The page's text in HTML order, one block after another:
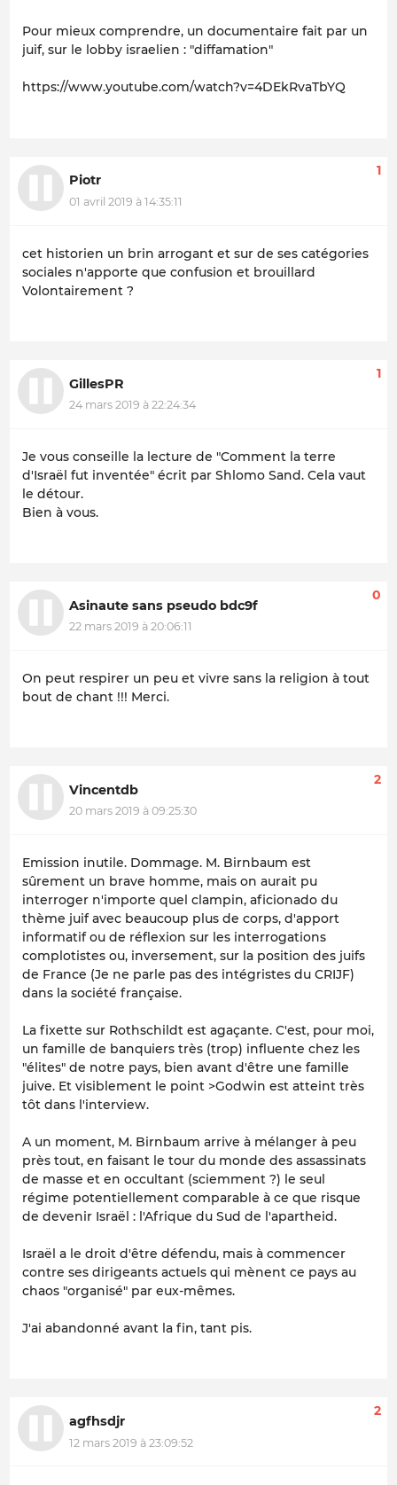
Pour mieux comprendre, un documentaire fait par un
juif, sur le lobby israelien : "diffamation"
https://www.youtube.com/watch?v=4DEkRvaTbYQ
Piotr
01 avril 2019 à 14:35:11
1
cet historien un brin arrogant et sur de ses catégories
sociales n'apporte que confusion et brouillard
Volontairement ?
GillesPR
24 mars 2019 à 22:24:34
1
Je vous conseille la lecture de "Comment la terre
d'Israël fut inventée" écrit par Shlomo Sand. Cela vaut
le détour.
Bien à vous.
Asinaute sans pseudo bdc9f
22 mars 2019 à 20:06:11
0
On peut respirer un peu et vivre sans la religion à tout
bout de chant !!! Merci.
Vincentdb
20 mars 2019 à 09:25:30
2
Emission inutile. Dommage. M. Birnbaum est
sûrement un brave homme, mais on aurait pu
interroger n'importe quel clampin, aficionado du
thème juif avec beaucoup plus de corps, d'apport
informatif ou de réflexion sur les interrogations
complotistes ou, inversement, sur la position des juifs
de France (Je ne parle pas des intégristes du CRIJF)
dans la société française.
La fixette sur Rothschildt est agaçante. C'est, pour moi,
un famille de banquiers très (trop) influente chez les
"élites" de notre pays, bien avant d'être une famille
juive. Et visiblement le point >Godwin est atteint très
tôt dans l'interview.
A un moment, M. Birnbaum arrive à mélanger à peu
près tout, en faisant le tour du monde des assassinats
de masse et en occultant (sciemment ?) le seul
régime potentiellement comparable à ce que risque
de devenir Israël : l'Afrique du Sud de l'apartheid.
Israël a le droit d'être défendu, mais à commencer
contre ses dirigeants actuels qui mènent ce pays au
chaos "organisé" par eux-mêmes.
J'ai abandonné avant la fin, tant pis.
agfhsdjr
12 mars 2019 à 23:09:52
2